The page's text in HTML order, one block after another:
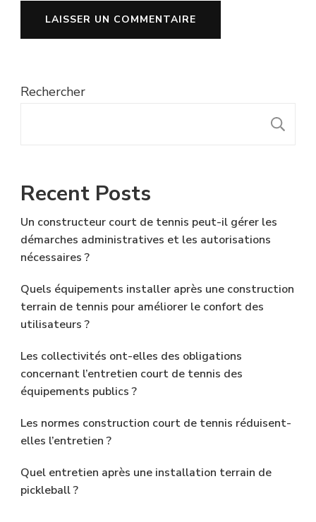
Rechercher
Recent Posts
Un constructeur court de tennis peut-il gérer les
démarches administratives et les autorisations
nécessaires ?
Quels équipements installer après une construction
terrain de tennis pour améliorer le confort des
utilisateurs ?
Les collectivités ont-elles des obligations
concernant l’entretien court de tennis des
équipements publics ?
Les normes construction court de tennis réduisent-
elles l’entretien ?
Quel entretien après une installation terrain de
pickleball ?